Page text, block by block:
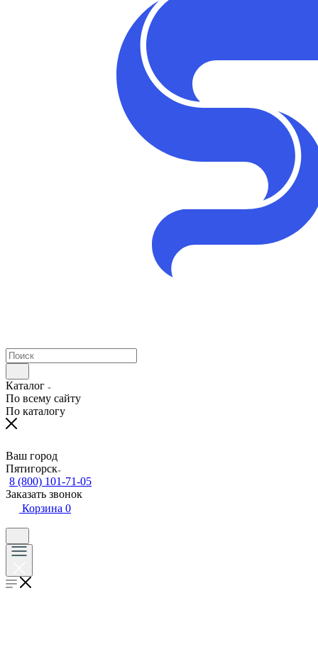
Каталог
По всему сайту
По каталогу
Ваш город
Пятигорск
8 (800) 101-71-05
Заказать звонок
Корзина 0